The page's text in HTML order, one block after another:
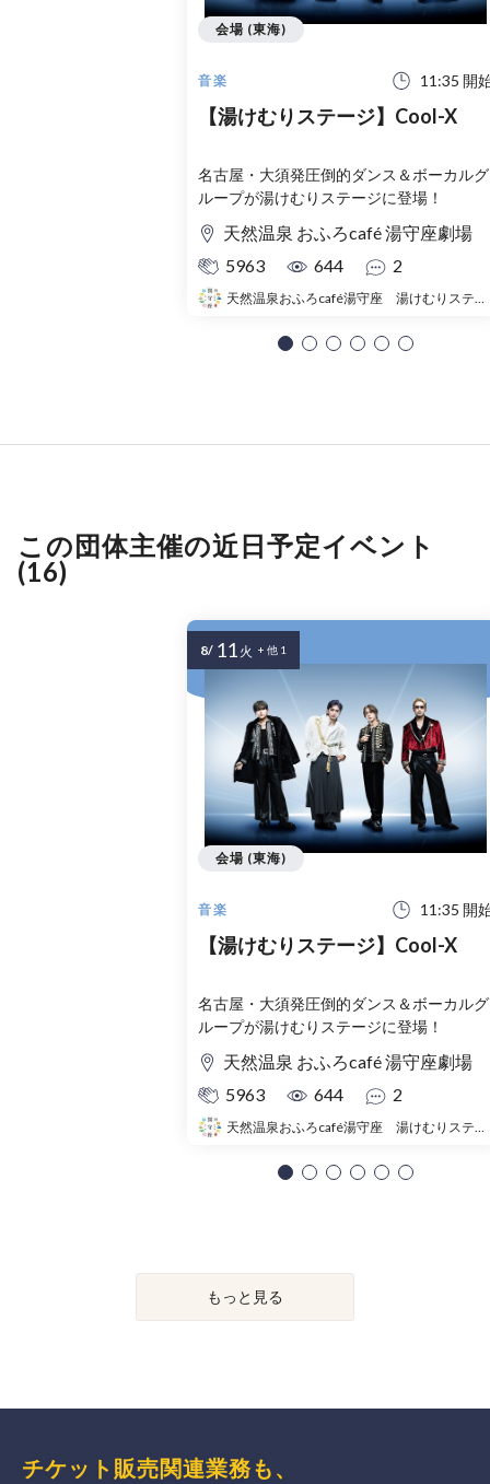
音楽 11:35 開
【湯けむりステージ】Cool-X
名古屋・大須発圧倒的ダンス＆ボーカルグ
ループが湯けむりステージに登場！
天然温泉 おふろcafé 湯守座劇場
5963
644 2
天然温泉おふろcafé湯守座 湯けむりステージ
会場 (東海)
この団体主催の近日予定イベント
(16)
音楽 11:35 開
【湯けむりステージ】Cool-X
名古屋・大須発圧倒的ダンス＆ボーカルグ
ループが湯けむりステージに登場！
天然温泉 おふろcafé 湯守座劇場
5963
644 2
天然温泉おふろcafé湯守座 湯けむりステージ
会場 (東海)
8/ 11 火 + 他 1
もっと見る
チケット販売関連業務も、